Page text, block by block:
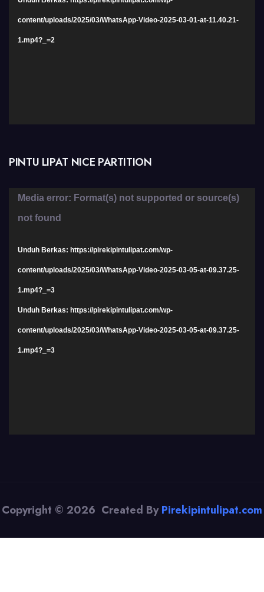
content/uploads/2025/03/WhatsApp-Video-2025-03-01-at-11.40.21-
1.mp4?_=2
PINTU LIPAT NICE PARTITION
Pemutar
Video
Media error: Format(s) not supported or source(s)
not found
Unduh Berkas: https://pirekipintulipat.com/wp-
content/uploads/2025/03/WhatsApp-Video-2025-03-05-at-09.37.25-
1.mp4?_=3
Unduh Berkas: https://pirekipintulipat.com/wp-
content/uploads/2025/03/WhatsApp-Video-2025-03-05-at-09.37.25-
1.mp4?_=3
Copyright © 2026 Created ByPirekipintulipat.com